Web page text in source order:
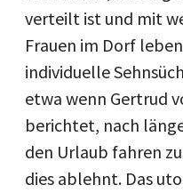
verteilt ist und mit
Frauen im Dorf
individuelle
etwa wenn Gertrud
berichtet, nach
den Urlaub fahren
dies ablehnt. Das